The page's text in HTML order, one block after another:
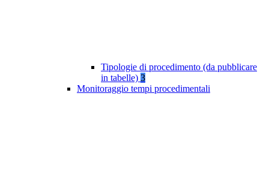
Tipologie di procedimento (da pubblicare
in tabelle) 3
Monitoraggio tempi procedimentali